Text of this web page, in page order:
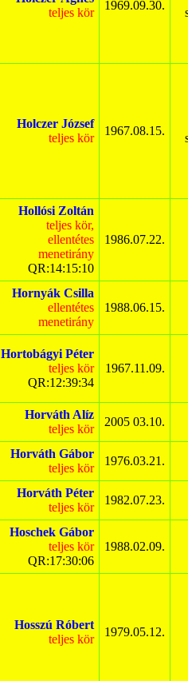
teljes kör
1969.09.30.
Holczer József
teljes kör
1967.08.15.
Hollósi Zoltán
teljes kör,
ellentétes
menetirány
QR:14:15:10
1986.07.22.
Hornyák Csilla
ellentétes
menetirány
1988.06.15.
Hortobágyi Péter
teljes kör
QR:12:39:34
1967.11.09.
Horváth Alíz
teljes kör
2005 03.10.
Horváth Gábor
teljes kör
1976.03.21.
Horváth Péter
teljes kör
1982.07.23.
Hoschek Gábor
teljes kör
QR:17:30:06
1988.02.09.
Hosszú Róbert
teljes kör
1979.05.12.